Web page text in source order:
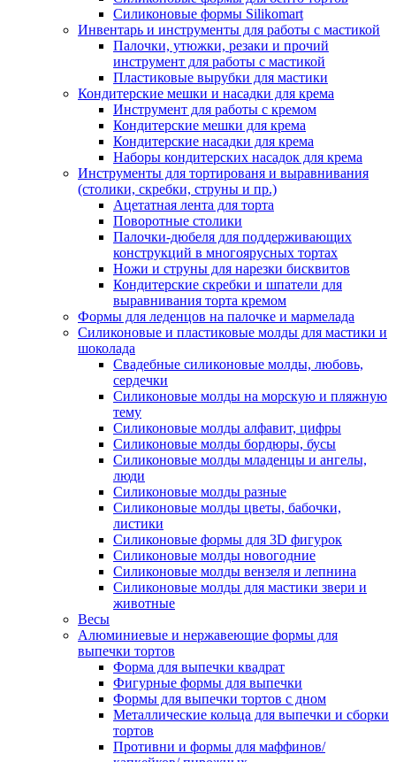
Силиконовые формы Silikomart
Инвентарь и инструменты для работы с мастикой
Палочки, утюжки, резаки и прочий
инструмент для работы с мастикой
Пластиковые вырубки для мастики
Кондитерские мешки и насадки для крема
Инструмент для работы с кремом
Кондитерские мешки для крема
Кондитерские насадки для крема
Наборы кондитерских насадок для крема
Инструменты для тортированя и выравнивания
(столики, скребки, струны и пр.)
Ацетатная лента для торта
Поворотные столики
Палочки-дюбеля для поддерживающих
конструкций в многоярусных тортах
Ножи и струны для нарезки бисквитов
Кондитерские скребки и шпатели для
выравнивания торта кремом
Формы для леденцов на палочке и мармелада
Силиконовые и пластиковые молды для мастики и
шоколада
Свадебные силиконовые молды, любовь,
сердечки
Силиконовые молды на морскую и пляжную
тему
Силиконовые молды алфавит, цифры
Силиконовые молды бордюры, бусы
Силиконовые молды младенцы и ангелы,
люди
Силиконовые молды разные
Силиконовые молды цветы, бабочки,
листики
Силиконовые формы для 3D фигурок
Силиконовые молды новогодние
Силиконовые молды вензеля и лепнина
Силиконовые молды для мастики звери и
животные
Весы
Алюминиевые и нержавеющие формы для
выпечки тортов
Форма для выпечки квадрат
Фигурные формы для выпечки
Формы для выпечки тортов с дном
Металлические кольца для выпечки и сборки
тортов
Противни и формы для маффинов/